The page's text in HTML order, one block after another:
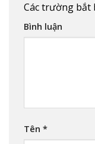
Các trường bắt
Bình luận
Tên *